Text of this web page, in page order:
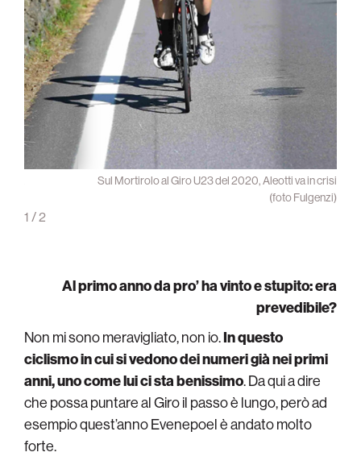
Sul Mortirolo al Giro U23 del 2020, Aleotti va in crisi
(foto Fulgenzi)
1 / 2
Al primo anno da pro’ ha vinto e stupito: era
prevedibile?
Non mi sono meravigliato, non io.In questo
ciclismo in cui si vedono dei numeri già nei primi
anni, uno come lui ci sta benissimo. Da qui a dire
che possa puntare al Giro il passo è lungo, però ad
esempio quest’anno Evenepoel è andato molto
forte.